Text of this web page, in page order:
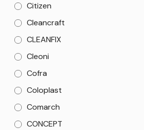
Citizen
Cleancraft
CLEANFIX
Cleoni
Cofra
Coloplast
Comarch
CONCEPT